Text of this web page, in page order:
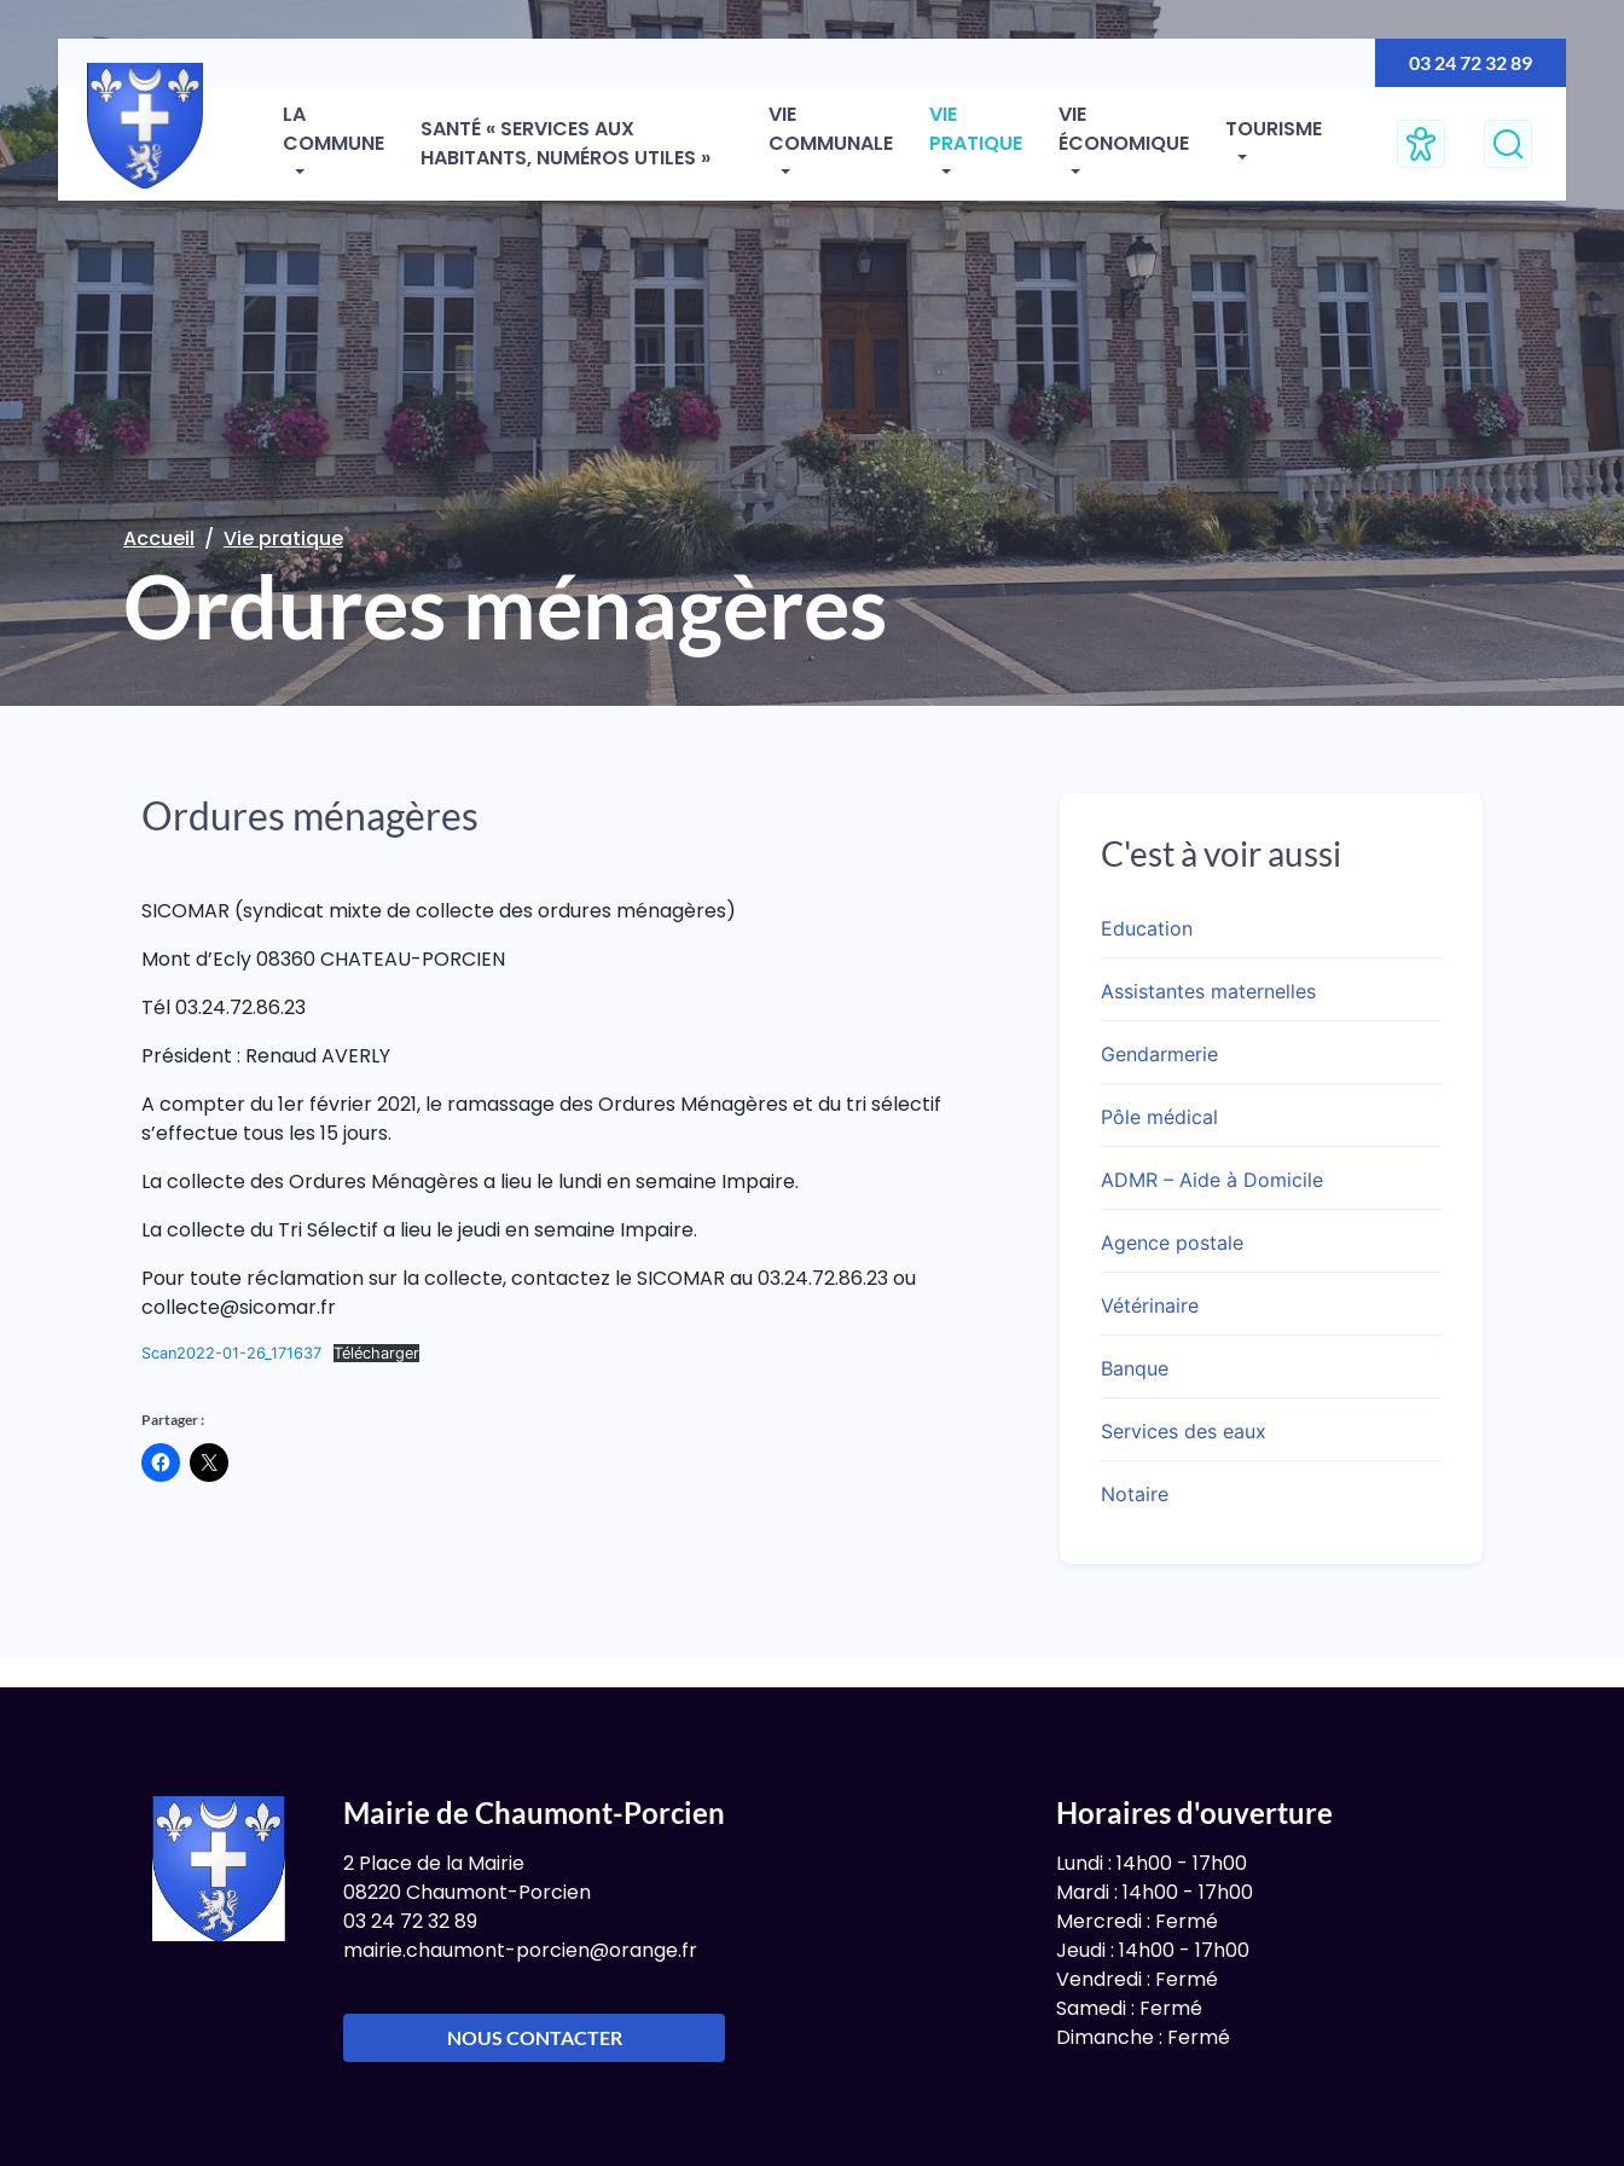
03 24 72 32 89
LA
COMMUNE
SANTÉ « SERVICES AUX
HABITANTS, NUMÉROS UTILES »
VIE
COMMUNALE
VIE
PRATIQUE
VIE
ÉCONOMIQUE
TOURISME
Accueil Vie pratique
Ordures ménagères
Ordures ménagères
SICOMAR (syndicat mixte de collecte des ordures ménagères)
Mont d’Ecly 08360 CHATEAU-PORCIEN
Tél 03.24.72.86.23
Président : Renaud AVERLY
A compter du 1er février 2021, le ramassage des Ordures Ménagères et du tri sélectif
s’effectue tous les 15 jours.
La collecte des Ordures Ménagères a lieu le lundi en semaine Impaire.
La collecte du Tri Sélectif a lieu le jeudi en semaine Impaire.
Pour toute réclamation sur la collecte, contactez le SICOMAR au 03.24.72.86.23 ou
collecte@sicomar.fr
Scan2022-01-26_171637 Télécharger
Partager :
C'est à voir aussi
Education
Assistantes maternelles
Gendarmerie
Pôle médical
ADMR – Aide à Domicile
Agence postale
Vétérinaire
Banque
Services des eaux
Notaire
Mairie de Chaumont-Porcien
2 Place de la Mairie
08220 Chaumont-Porcien
03 24 72 32 89
mairie.chaumont-porcien@orange.fr
NOUS CONTACTER
Horaires d'ouverture
Lundi : 14h00 - 17h00
Mardi : 14h00 - 17h00
Mercredi : Fermé
Jeudi : 14h00 - 17h00
Vendredi : Fermé
Samedi : Fermé
Dimanche : Fermé